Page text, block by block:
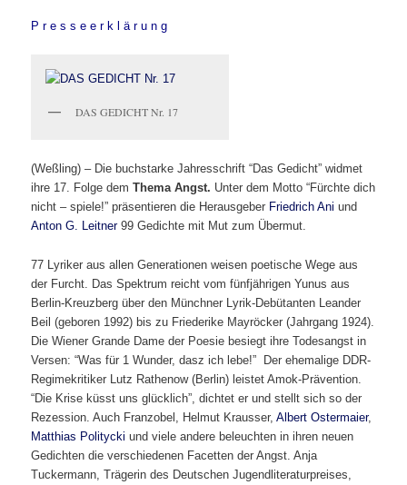
P r e s s e e r k l ä r u n g
DAS GEDICHT Nr. 17
(Weßling) – Die buchstarke Jahresschrift “Das Gedicht” widmet
ihre 17. Folge demThema Angst. Unter dem Motto “Fürchte dich
nicht – spiele!” präsentieren die Herausgeber Friedrich Ani und
Anton G. Leitner99 Gedichte mit Mut zum Übermut.
77 Lyriker aus allen Generationen weisen poetische Wege aus
der Furcht. Das Spektrum reicht vom fünfjährigen Yunus aus
Berlin-Kreuzberg über den Münchner Lyrik-Debütanten Leander
Beil (geboren 1992) bis zu Friederike Mayröcker (Jahrgang 1924).
Die Wiener Grande Dame der Poesie besiegt ihre Todesangst in
Versen: “Was für 1 Wunder, dasz ich lebe!” Der ehemalige DDR-
Regimekritiker Lutz Rathenow (Berlin) leistet Amok-Prävention.
“Die Krise küsst uns glücklich”, dichtet er und stellt sich so der
Rezession. Auch Franzobel, Helmut Krausser,Albert Ostermaier,
Matthias Politycki und viele andere beleuchten in ihren neuen
Gedichten die verschiedenen Facetten der Angst. Anja
Tuckermann, Trägerin des Deutschen Jugendliteraturpreises,